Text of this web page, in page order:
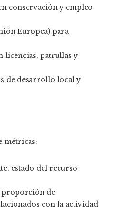
conservación y empleo
Europea) para
licencias, patrullas y
de desarrollo local y
métricas:
estado del recurso
proporción de
con la actividad